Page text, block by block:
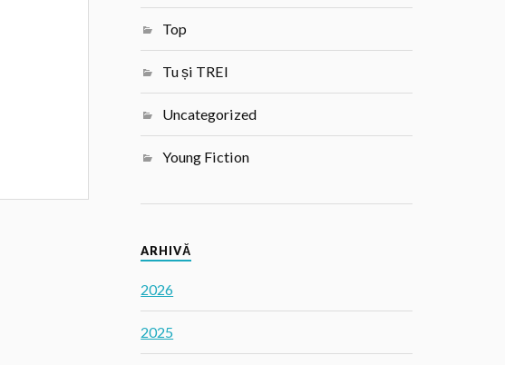
Top
Tu și TREI
Uncategorized
Young Fiction
ARHIVĂ
2026
2025